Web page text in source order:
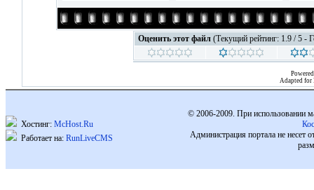
Оценить этот файл (Текущий рейтинг: 1.9 / 5 -
Adapted for
Хостинг: McHost.Ru
Работает на: RunLiveCMS
© 2006-2009. При использовании
Администрация портала не несет